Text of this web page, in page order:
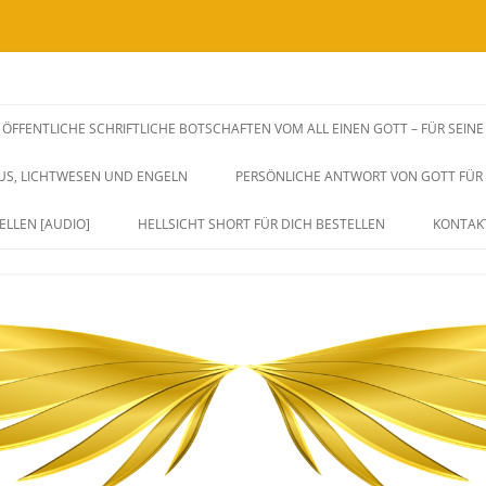
und Eins sein.
ÖFFENTLICHE SCHRIFTLICHE BOTSCHAFTEN VOM ALL EINEN GOTT – FÜR
LICHTWESEN UND ENGELN PERSÖNLICHE ANTWORT VON GOTT
[AUDIO] HELLSICHT SHORT FÜR DICH BESTELLEN